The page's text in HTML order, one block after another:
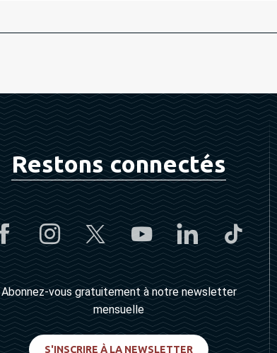
Restons connectés
Abonnez-vous gratuitement à notre newsletter
mensuelle
S'INSCRIRE À LA NEWSLETTER